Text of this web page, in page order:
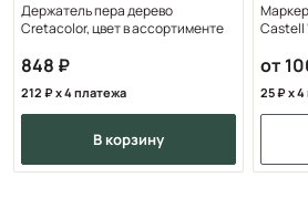
Держатель пера дерево
Cretacolor, цвет в ассортименте
848
212 x 4 платежа
в корзину
Castell
от
25 x 4